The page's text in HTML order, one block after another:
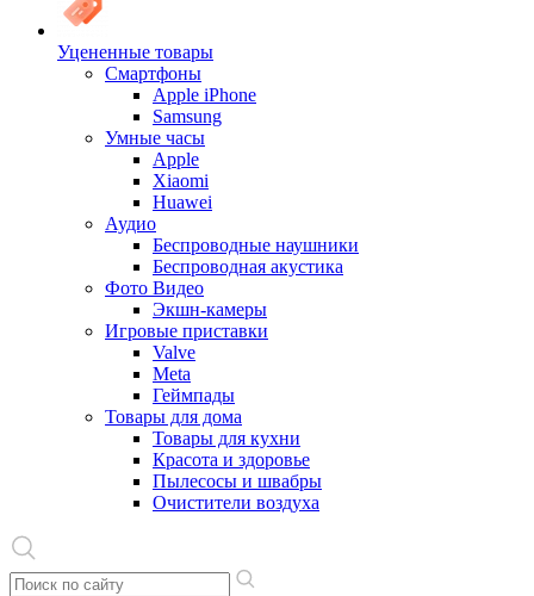
Уцененные товары
Cмартфоны
Apple iPhone
Samsung
Умные часы
Apple
Xiaomi
Huawei
Аудио
Беспроводные наушники
Беспроводная акустика
Фото Видео
Экшн-камеры
Игровые приставки
Valve
Meta
Геймпады
Товары для дома
Товары для кухни
Красота и здоровье
Пылесосы и швабры
Очистители воздуха